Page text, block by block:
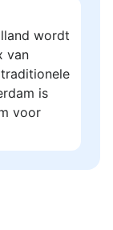
wordt
van
is
voor